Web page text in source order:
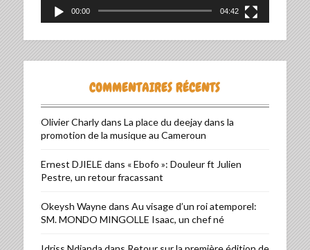
00:00 04:42
COMMENTAIRES RÉCENTS
Olivier Charlydans La place du deejay dans la
promotion de la musique au Cameroun
Ernest DJIELE dans « Ebofo »: Douleur ft Julien
Pestre, un retour fracassant
Okeysh Waynedans Au visage d’un roi atemporel:
SM. MONDO MINGOLLE Isaac, un chef né